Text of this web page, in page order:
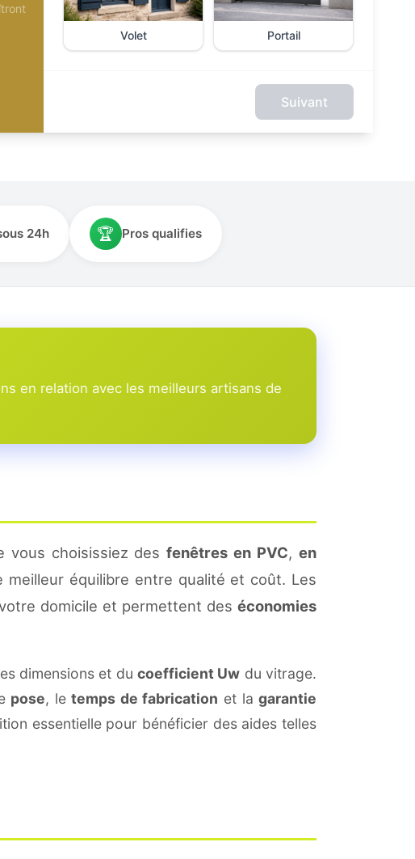
Volet Portail
Suivant
24h 🏆 Pros qualifies
en relation avec les meilleurs artisans de
vous choisissiez desfenêtres en PVC,en
meilleur équilibre entre qualité et coût. Les
domicile et permettent deséconomies
dimensions et du coefficient Uw du vitrage.
pose, letemps de fabrication et lagarantie
essentielle pour bénéficier des aides telles